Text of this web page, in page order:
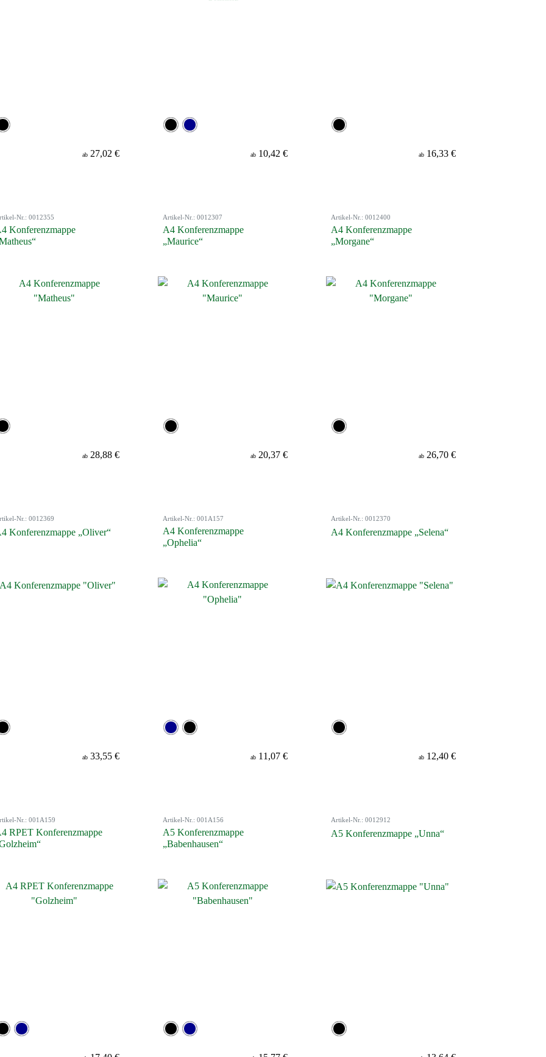
ab 27,02 € ab 10,42 € ab 16,33 €
Nr.: 0012355
Konferenzmappe
ab 28,88 €
Artikel-Nr.: 0012307
A4 Konferenzmappe
„Maurice“
ab 20,37 €
Artikel-Nr.: 0012400
A4 Konferenzmappe
„Morgane“
ab 26,70 €
Nr.: 0012369
Konferenzmappe „Oliver“
ab 33,55 €
Artikel-Nr.: 001A157
A4 Konferenzmappe
„Ophelia“
ab 11,07 €
Artikel-Nr.: 0012370
A4 Konferenzmappe „Selena“
ab 12,40 €
Nr.: 001A159
RPET Konferenzmappe
Artikel-Nr.: 001A156
A5 Konferenzmappe
„Babenhausen“
Artikel-Nr.: 0012912
A5 Konferenzmappe „Unna“